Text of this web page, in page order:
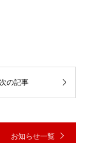
お知らせ一覧